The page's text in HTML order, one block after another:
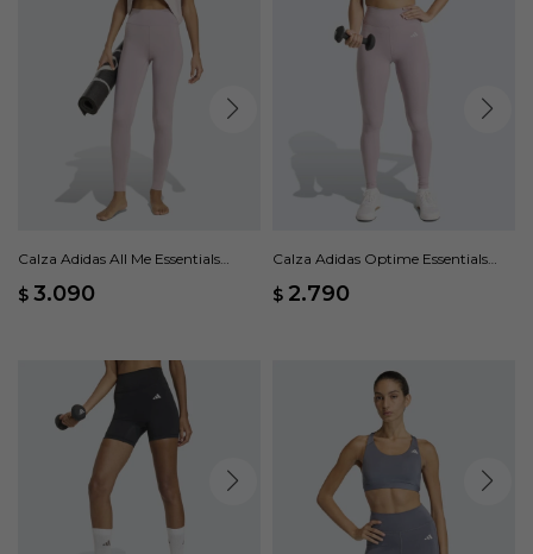
Calza Adidas All Me Essentials
$ 3.090
Calza Adidas Optime Essentials
$ 2.790